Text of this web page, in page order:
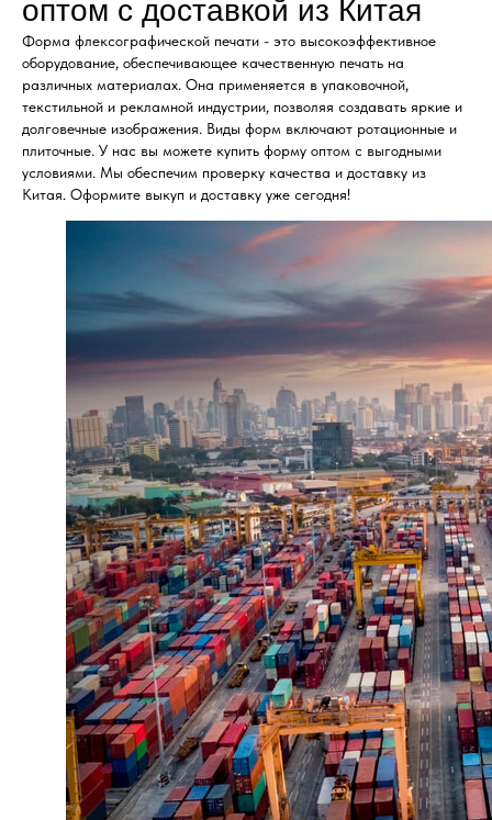
оптом с доставкой из Китая
Форма флексографической печати - это высокоэффективное
оборудование, обеспечивающее качественную печать на
различных материалах. Она применяется в упаковочной,
текстильной и рекламной индустрии, позволяя создавать яркие и
долговечные изображения. Виды форм включают ротационные и
плиточные. У нас вы можете купить форму оптом с выгодными
условиями. Мы обеспечим проверку качества и доставку из
Китая. Оформите выкуп и доставку уже сегодня!